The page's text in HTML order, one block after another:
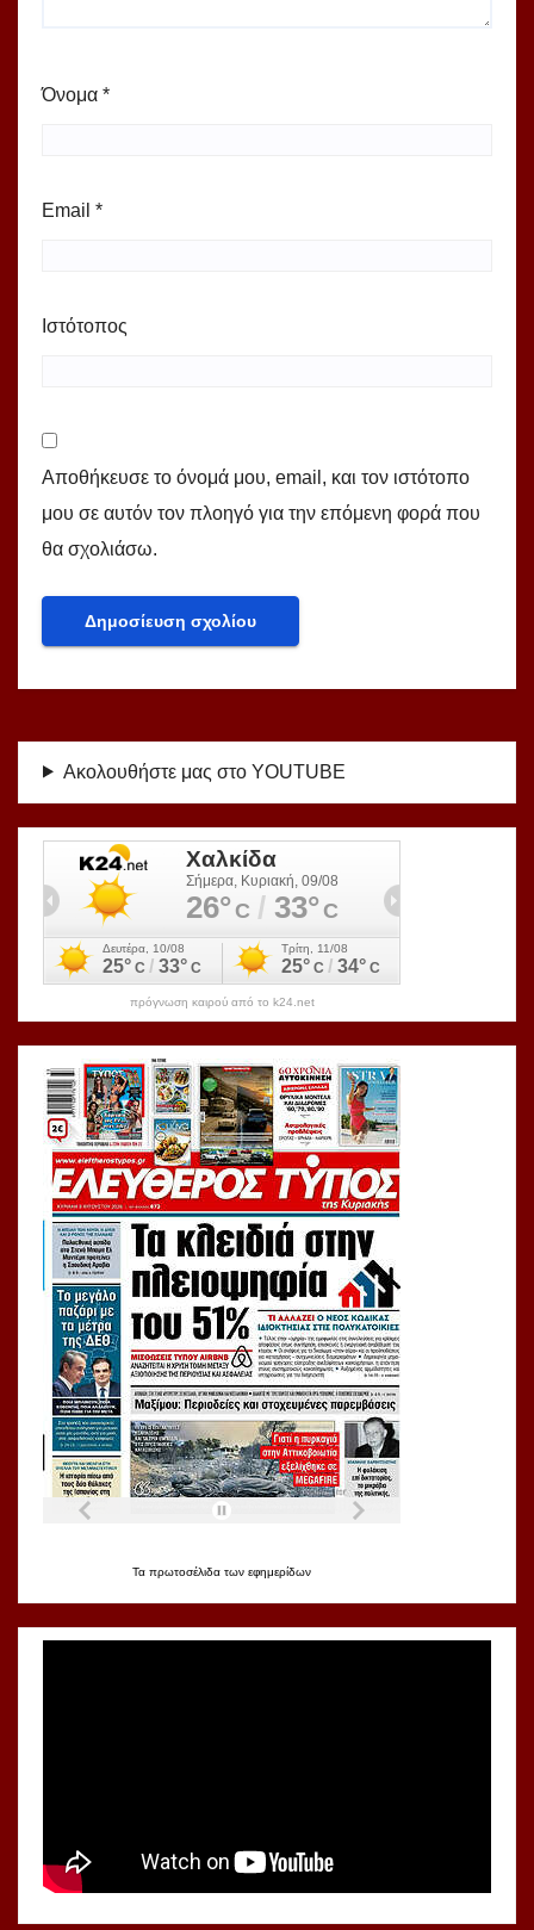
Όνομα *
Email *
Ιστότοπος
Αποθήκευσε το όνομά μου, email, και τον ιστότοπο
μου σε αυτόν τον πλοηγό για την επόμενη φορά που
θα σχολιάσω.
Ακολουθήστε μας στο YOUTUBE
πρόγνωση καιρού από το k24.net
Τα πρωτοσέλιδα των εφημερίδων